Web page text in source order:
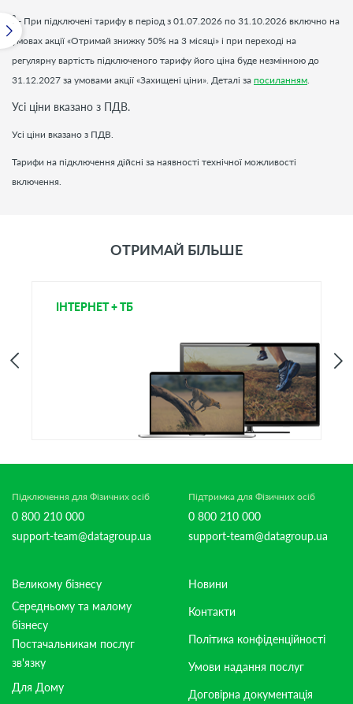
2 - При підключені тарифу в період з 01.07.2026 по 31.10.2026 включно на
умовах акції «Отримай знижку 50% на 3 місяці» і при переході на
регулярну вартість підключеного тарифу його ціна буде незмінною до
31.12.2027 за умовами акції «Захищені ціни». Деталі за посиланням
Усі ціни вказано з ПДВ.
Усі ціни вказано з ПДВ.
Тарифи на підключення дійсні за наявності технічної можливості
включення.
ОТРИМАЙ БІЛЬШЕ
ІНТЕРНЕТ + ТБ
Підключення для Фізичних осіб
0 800 210 000
support-team@datagroup.ua
Підтримка для Фізичних осіб
0 800 210 000
support-team@datagroup.ua
Великому бізнесу
Середньому та малому
бізнесу
Постачальникам послуг
зв'язку
Для Дому
Новини
Контакти
Політика конфіденційності
Умови надання послуг
Договірна документація